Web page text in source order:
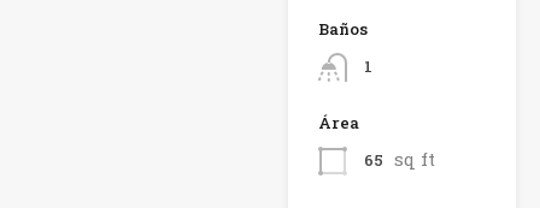
Baños
1
Área
65 sq ft